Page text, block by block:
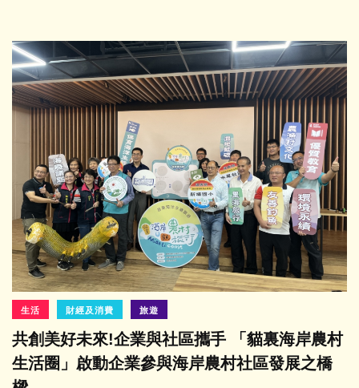
生活 財經及消費 旅遊
共創美好未來!企業與社區攜手 「貓裏海岸農村
生活圈」啟動企業參與海岸農村社區發展之橋